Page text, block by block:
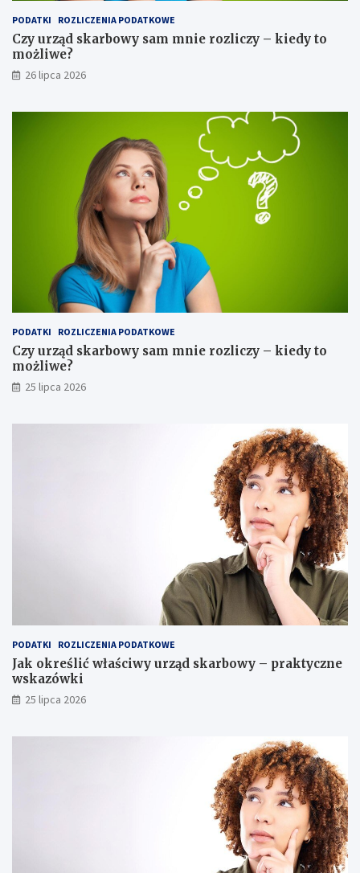
PODATKI ROZLICZENIA PODATKOWE
Czy urząd skarbowy sam mnie rozliczy – kiedy to
możliwe?
26 lipca 2026
PODATKI ROZLICZENIA PODATKOWE
Czy urząd skarbowy sam mnie rozliczy – kiedy to
możliwe?
25 lipca 2026
PODATKI ROZLICZENIA PODATKOWE
Jak określić właściwy urząd skarbowy – praktyczne
wskazówki
25 lipca 2026